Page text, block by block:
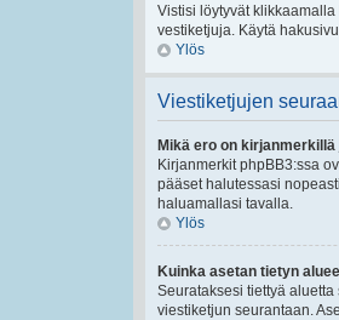
Vistisi löytyvät
vestiketjuja. Käytä
Ylös
Viestiketjujen
Mikä ero on
Kirjanmerkit phpBB3:ssa
pääset halutessasi
haluamallasi tavalla.
Ylös
Kuinka asetan tietyn
Seurataksesi tiettyä
viestiketjun seurantaan.